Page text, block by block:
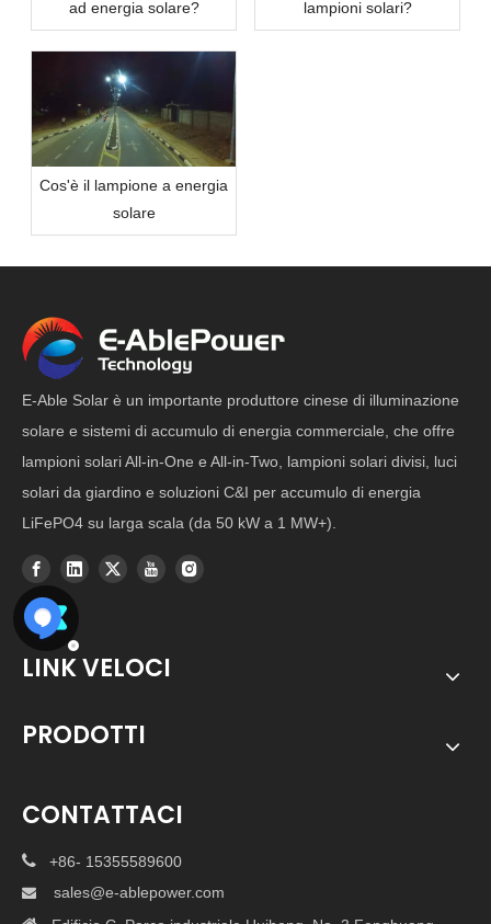
ad energia solare?
lampioni solari?
Cos'è il lampione a energia
solare
E-Able Solar è un importante produttore cinese di illuminazione
solare e sistemi di accumulo di energia commerciale, che offre
lampioni solari All-in-One e All-in-Two, lampioni solari divisi, luci
solari da giardino e soluzioni C&I per accumulo di energia
LiFePO4 su larga scala (da 50 kW a 1 MW+).
LINK VELOCI
PRODOTTI
CONTATTACI
 +86- 15355589600

sales@e-ablepower.com